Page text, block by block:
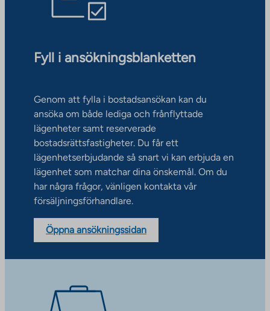
Fyll i ansökningsblanketten
Genom att fylla i bostadsansökan kan du
ansöka om både lediga och frånflyttade
lägenheter samt reserverade
bostadsrättsfastigheter. Du får ett
lägenhetserbjudande så snart vi kan erbjuda en
lägenhet som matchar dina önskemål. Om du
har några frågor, vänligen kontakta vår
försäljningsförhandlare.
Öppna ansökningssidan